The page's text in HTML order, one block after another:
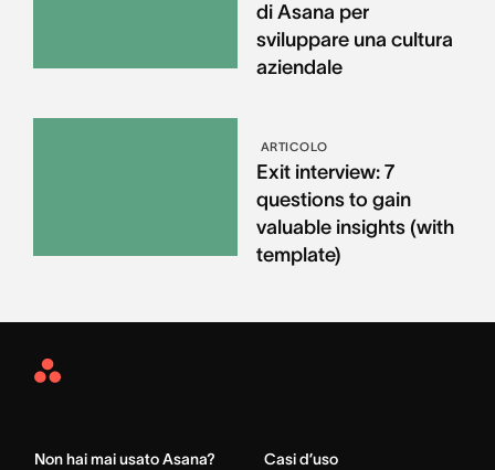
di Asana per
sviluppare una cultura
aziendale
ARTICOLO
Exit interview: 7
questions to gain
valuable insights (with
template)
Asana
Non hai mai usato Asana? Casi d’uso